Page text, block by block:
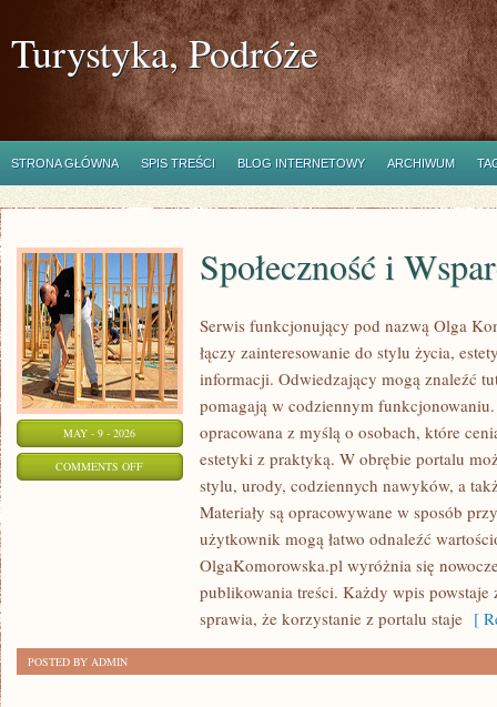
Turystyka, Podróże
STRONA GŁÓWNA SPIS TREŚCI BLOG INTERNETOWY ARCHIWUM
MAY - 9 - 2026
COMMENTS OFFON
SPOŁECZNOŚĆ
Społeczność i
Serwis funkcjonujący pod nazwą Olga
łączy zainteresowanie do stylu życia,
informacji. Odwiedzający mogą znaleźć
pomagają w codziennym funkcjonowaniu.
opracowana z myślą o osobach, które
estetyki z praktyką. W obrębie portalu
stylu, urody, codziennych nawyków, a
Materiały są opracowywane w sposób
użytkownik mogą łatwo odnaleźć
OlgaKomorowska.pl wyróżnia się
publikowania treści. Każdy wpis powstaje
sprawia, że korzystanie z portalu staje [
POSTED BY ADMIN